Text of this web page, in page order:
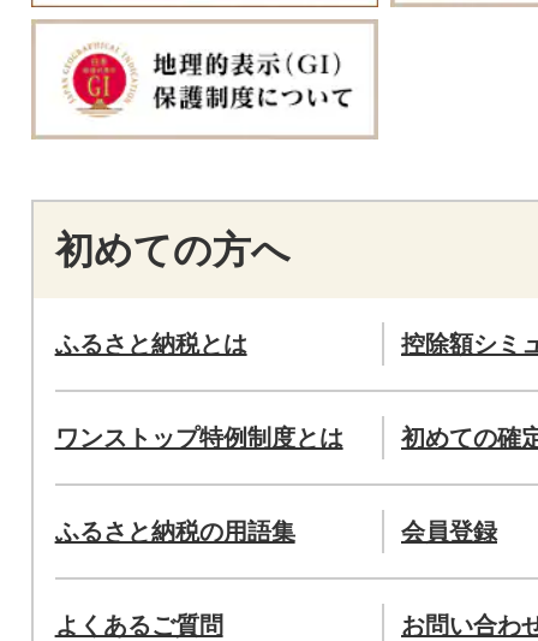
初めての方へ
ふるさと納税とは 控除額シミ
ワンストップ特例制度とは 初めての確
ふるさと納税の用語集 会員登録
よくあるご質問 お問い合わ